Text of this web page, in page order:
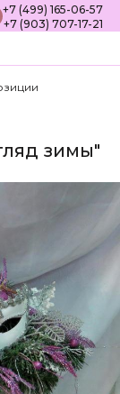
+7 (499) 165-06-57
+7 (903) 707-17-21
зимы"